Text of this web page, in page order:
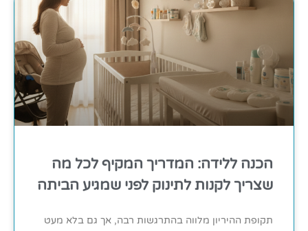
הכנה ללידה: המדריך המקיף לכל מה
שצריך לקנות לתינוק לפני שמגיע הביתה
תקופת ההיריון מלווה בהתרגשות רבה, אך גם בלא מעט